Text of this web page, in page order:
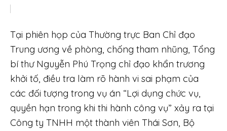
Tại phiên họp của Thường trực Ban Chỉ đạo
Trung ương về phòng, chống tham nhũng, Tổng
bí thư Nguyễn Phú Trọng chỉ đạo khẩn trương
khởi tố, điều tra làm rõ hành vi sai phạm của
các đối tượng trong vụ án “Lợi dụng chức vụ,
quyền hạn trong khi thi hành công vụ” xảy ra tại
Công ty TNHH một thành viên Thái Sơn, Bộ